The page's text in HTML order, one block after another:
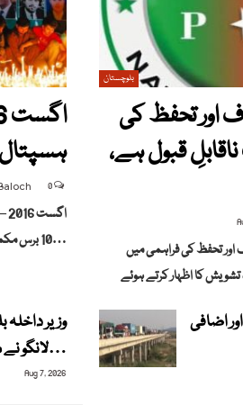
0
10 برس مکمل ہو گئے۔ یہ وہ سیاہ دن تھا جب دہشت گردی نے…
بلوچستان
اور تحفظ کی
قبول ہے،
اور تحفظ کی فراہمی میں
وزیر داخلہ
لانگو نے معاون برائے داخلہ…
Aug 7, 2026
اضافی